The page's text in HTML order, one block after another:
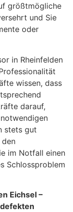
größtmögliche
und Sie
oder
in Rheinfelden
wissen, dass
darauf,
stets gut
den
im Notfall einen
Schlossproblem
Eichsel –